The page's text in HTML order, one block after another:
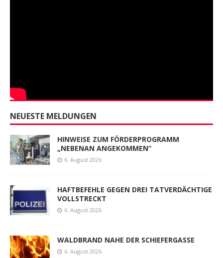
NEUESTE MELDUNGEN
HINWEISE ZUM FÖRDERPROGRAMM
„NEBENAN ANGEKOMMEN“
6. August 2026
HAFTBEFEHLE GEGEN DREI TATVERDÄCHTIGE
VOLLSTRECKT
6. August 2026
WALDBRAND NAHE DER SCHIEFERGASSE
6. August 2026